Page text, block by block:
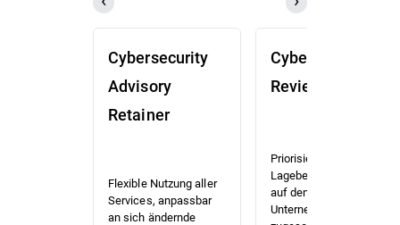
Cybersecurity
Advisory
Retainer
Flexible Nutzung aller
Services, anpassbar
an sich ändernde
Cybersecurity
Review (CSR)
Priorisierte Risiko- und
Lagebewertung, die
auf den Kontext Ihres
Unternehmens